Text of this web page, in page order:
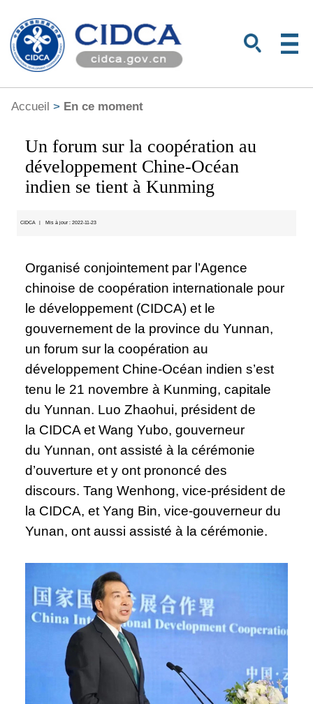
Accueil > En ce moment
Un forum sur la coopération au
développement Chine-Océan
indien se tient à Kunming
CIDCA | Mis à jour : 2022-11-23
Organisé conjointement par l’Agence
chinoise de coopération internationale pour
le développement (CIDCA) et le
gouvernement de la province du Yunnan,
un forum sur la coopération au
développement Chine-Océan indien s’est
tenu le 21 novembre à Kunming, capitale
du Yunnan. Luo Zhaohui, président de
la CIDCA et Wang Yubo, gouverneur
du Yunnan, ont assisté à la cérémonie
d’ouverture et y ont prononcé des
discours. Tang Wenhong, vice-président de
la CIDCA, et Yang Bin, vice-gouverneur du
Yunan, ont aussi assisté à la cérémonie.